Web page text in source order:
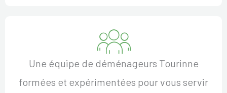
Une équipe de déménageurs Tourinne
formées et expérimentées pour vous servir